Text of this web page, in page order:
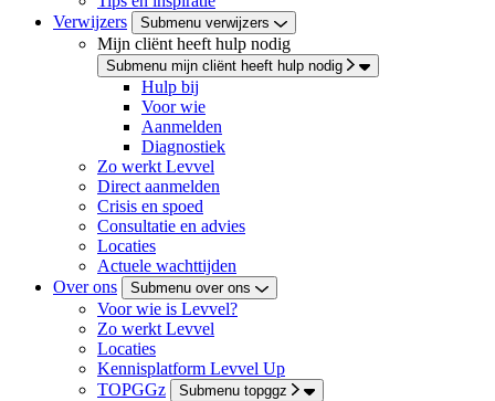
Verwijzers
Submenu verwijzers
Mijn cliënt heeft hulp nodig
Submenu mijn cliënt heeft hulp nodig
Hulp bij
Voor wie
Aanmelden
Diagnostiek
Zo werkt Levvel
Direct aanmelden
Crisis en spoed
Consultatie en advies
Locaties
Actuele wachttijden
Over ons
Submenu over ons
Voor wie is Levvel?
Zo werkt Levvel
Locaties
Kennisplatform Levvel Up
TOPGGz
Submenu topggz